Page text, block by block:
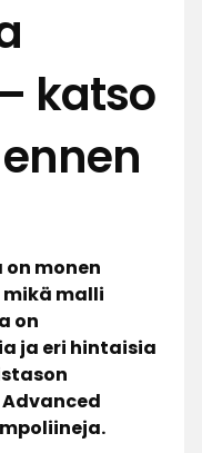
katso
monen
malli
on
ja eri hintaisia